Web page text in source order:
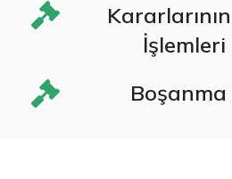
Boşanma